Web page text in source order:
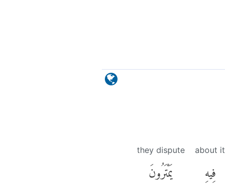
about it
فِيهِ
they dispute
يَمْتَرُونَ